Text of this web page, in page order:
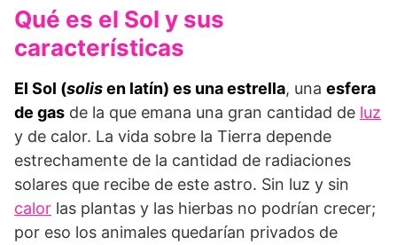
Qué es el Sol y sus
características
El Sol (solisen latín) es una estrella, una esfera
de gas de la que emana una gran cantidad de luz
y de calor. La vida sobre la Tierra depende
estrechamente de la cantidad de radiaciones
solares que recibe de este astro. Sin luz y sin
calor las plantas y las hierbas no podrían crecer;
por eso los animales quedarían privados de